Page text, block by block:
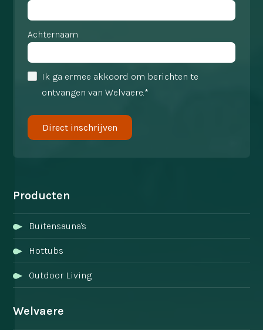
Achternaam
Ik ga ermee akkoord om berichten te
ontvangen van Welvaere.*
Producten
Buitensauna's
Hottubs
Outdoor Living
Welvaere